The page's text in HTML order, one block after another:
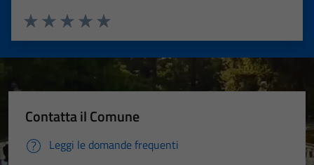
Valuta 5 stelle su 5
Valuta 4 stelle su 5
Valuta 3 stelle su 5
Valuta 2 stelle su 5
Valuta 1 stelle su 5
Contatta il Comune
Leggi le domande frequenti